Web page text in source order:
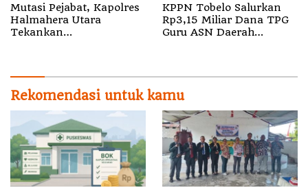
Mutasi Pejabat, Kapolres
Halmahera Utara
Tekankan
KPPN Tobelo Salurkan
Rp3,15 Miliar Dana TPG
Guru ASN Daerah
Rekomendasi untuk kamu